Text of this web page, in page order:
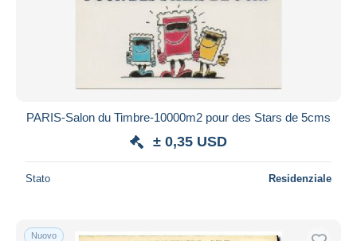
PARIS-Salon du Timbre-10000m2 pour des Stars de 5cms
± 0,35 USD
Stato Residenziale
Nuovo